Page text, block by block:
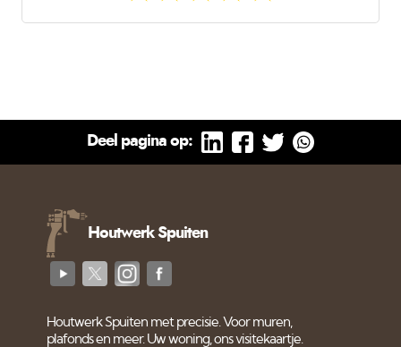
Deel pagina op:
Houtwerk Spuiten
Houtwerk Spuiten met precisie. Voor muren,
plafonds en meer. Uw woning, ons visitekaartje.